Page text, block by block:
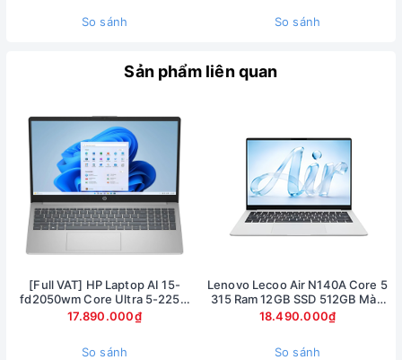
mỏng cho góc nhìn rộng, hình ảnh sống động, chân thực.
mọi thứ trở nên mượt hơn rất nhiều, vô cùng hữu ích cho bạn,
So sánh So sánh
Sản phẩm liên quan
[Full VAT] HP Laptop AI 15-
fd2050wm Core Ultra 5-225U
Ram 8GB SSD 512GB Màn hình
15.6inch FullHD Touch
17.890.000₫
So sánh
Lenovo Lecoo Air N140A Core 5
315 Ram 12GB SSD 512GB Màn
hình 14inch FullHD
18.490.000₫
So sánh